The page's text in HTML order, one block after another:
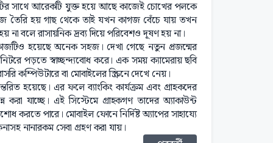
সাথে আরেকটি যুক্ত হয়ে আছে কাজেই চোখের পলকে
তৈরি হয় গাছ থেকে তাই যখন কাগজ বেঁচে যায় তখন
না বলে রাসায়নিক দ্রব্য দিয়ে পরিবেশও দূষণ হয় না।
হয়েছে অনেক সহজ। দেখা গেছে নতুন প্রজন্মের
পড়তে স্বাচ্ছন্দ্যবোধ করে। এক সময় ক্যামেরায় ছবি
কম্পিউটারে বা মোবাইলের স্ক্রিনে দেখে নেয়।
হয়েছে। এর ফলে ব্যাংকিং কার্যক্রম এবং গ্রাহকদের
যাচ্ছে। এই সিস্টেমে গ্রাহকগণ তাদের অ্যাকাউন্ট
করতে পারে। মোবাইল ফোনে নির্দিষ্ট অ্যাপের সাহায্যে
নানারকম সেবা গ্রহণ করা যায়।